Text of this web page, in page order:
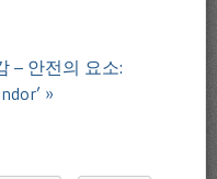
– 안전의 요소:
»